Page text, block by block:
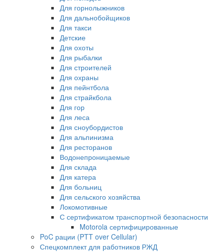
Для горнолыжников
Для дальнобойщиков
Для такси
Детские
Для охоты
Для рыбалки
Для строителей
Для охраны
Для пейнтбола
Для страйкбола
Для гор
Для леса
Для сноубордистов
Для альпинизма
Для ресторанов
Водонепроницаемые
Для склада
Для катера
Для больниц
Для сельского хозяйства
Локомотивные
С сертификатом транспортной безопасности
Motorola сертифицированные
PoC рации (PTT over Cellular)
Спецкомплект для работников РЖД